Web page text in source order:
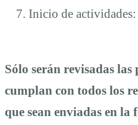
Inicio de actividades:
Sólo serán revisadas las
cumplan con todos los
que sean enviadas en la